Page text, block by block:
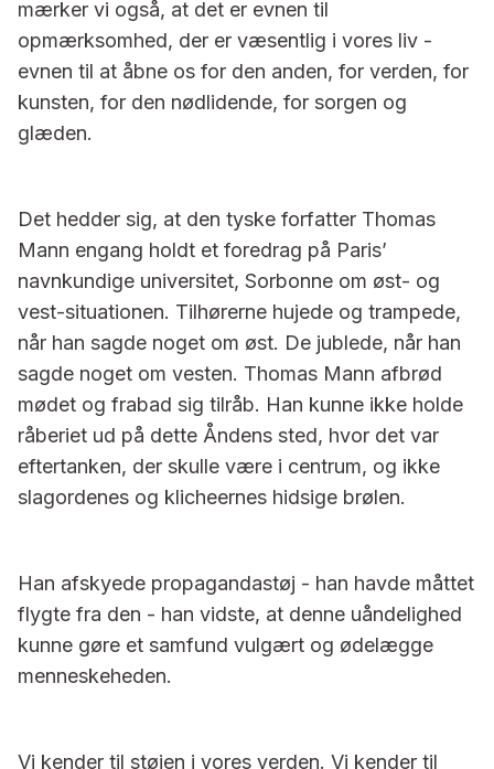
mærker vi også, at det er evnen til
opmærksomhed, der er væsentlig i vores liv -
evnen til at åbne os for den anden, for verden, for
kunsten, for den nødlidende, for sorgen og
glæden.
Det hedder sig, at den tyske forfatter Thomas
Mann engang holdt et foredrag på Paris’
navnkundige universitet, Sorbonne om øst- og
vest-situationen. Tilhørerne hujede og trampede,
når han sagde noget om øst. De jublede, når han
sagde noget om vesten. Thomas Mann afbrød
mødet og frabad sig tilråb. Han kunne ikke holde
råberiet ud på dette Åndens sted, hvor det var
eftertanken, der skulle være i centrum, og ikke
slagordenes og klicheernes hidsige brølen.
Han afskyede propagandastøj - han havde måttet
flygte fra den - han vidste, at denne uåndelighed
kunne gøre et samfund vulgært og ødelægge
menneskeheden.
Vi kender til støjen i vores verden. Vi kender til